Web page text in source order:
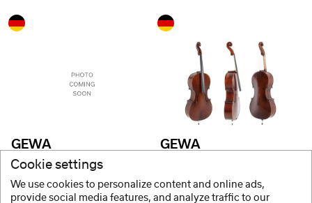
GEWA
Cello Germania
GEWA
Cookie settings
We use cookies to personalize content and online ads,
provide social media features, and analyze traffic to our